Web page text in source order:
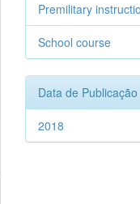
Premilitary
School course
Data de Publicação
2018